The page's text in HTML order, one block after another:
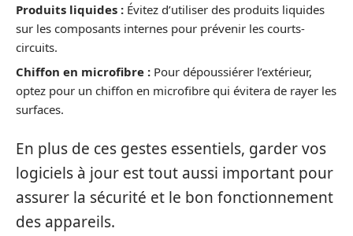
Produits liquides : Évitez d’utiliser des produits liquides
sur les composants internes pour prévenir les courts-
circuits.
Chiffon en microfibre : Pour dépoussiérer l’extérieur,
optez pour un chiffon en microfibre qui évitera de rayer les
surfaces.
En plus de ces gestes essentiels, garder vos
logiciels à jour est tout aussi important pour
assurer la sécurité et le bon fonctionnement
des appareils.